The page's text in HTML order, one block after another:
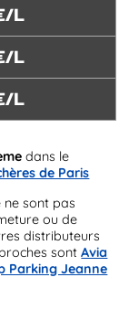
L
L
L
dans le
de Paris
ne sont pas
ou de
distributeurs
sontAvia
Parking Jeanne